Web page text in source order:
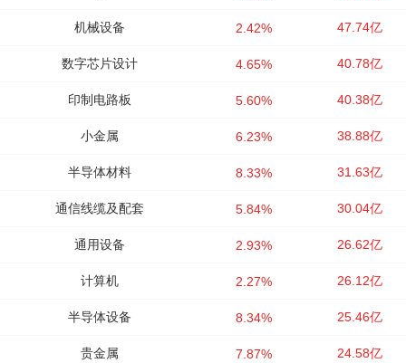
机械设备 2.42% 47.74亿
数字芯片设计 4.65% 40.78亿
印制电路板 5.60% 40.38亿
小金属 6.23% 38.88亿
半导体材料 8.33% 31.63亿
通信线缆及配套 5.84% 30.04亿
通用设备 2.93% 26.62亿
计算机 2.27% 26.12亿
半导体设备 8.34% 25.46亿
贵金属 7.87% 24.58亿